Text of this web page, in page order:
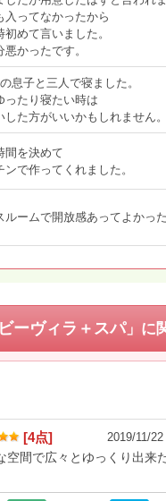
入ってなかったから
めて言いました。
かったです。
息子と三人で寝ました。
ったり寝たい時は
た方がいいかもしれません。
間を決めて
で作ってくれました。
ームで開放感あってよかった
ビーヴィラ＋スパ」に
[4点] 2019/11/22
空間で広々とゆっくり出来